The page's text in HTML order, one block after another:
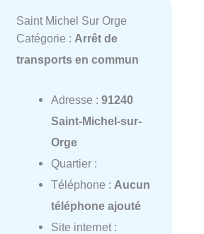
Saint Michel Sur Orge
Catégorie : Arrêt de
transports en commun
Adresse : 91240
Saint-Michel-sur-
Orge
Quartier :
Téléphone : Aucun
téléphone ajouté
Site internet :